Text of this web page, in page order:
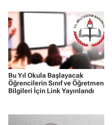
Bu Yıl Okula Başlayacak
Öğrencilerin Sınıf ve Öğretmen
Bilgileri İçin Link Yayınlandı